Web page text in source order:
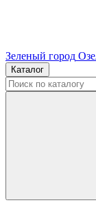
Зеленый город
Каталог